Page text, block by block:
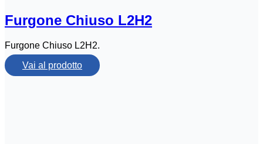
Furgone Chiuso L2H2
Furgone Chiuso L2H2.
Vai al prodotto